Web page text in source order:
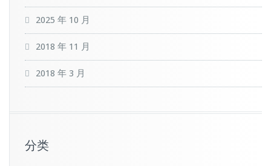
2025 年 10 月
2018 年 11 月
2018 年 3 月
分类